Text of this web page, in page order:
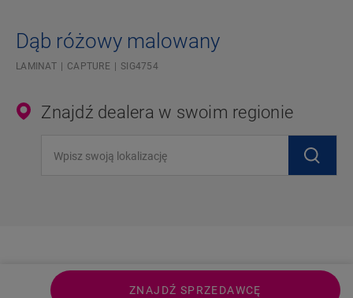
Dąb różowy malowany
LAMINAT CAPTURE SIG4754
Znajdź dealera w swoim regionie
ZNAJDŹ SPRZEDAWCĘ